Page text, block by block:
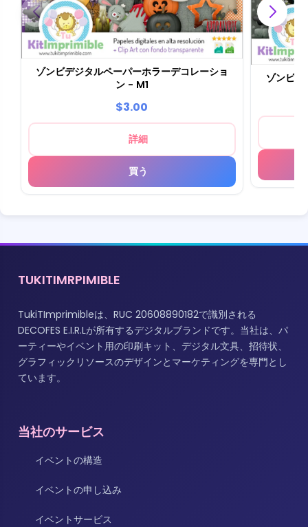
ゾンビデジタルペーパーホラーデコレーショ
ン - M1
$3.00
詳細
買う
ゾンビ
TUKITIMRPIMIBLE
TukiTImprimibleは、RUC 20608890182で識別される
DECOFES E.I.R.Lが所有するデジタルブランドです。当社は、パ
ーティーやイベント用の印刷キット、デジタル文具、招待状、
グラフィックリソースのデザインとマーケティングを専門とし
ています。
当社のサービス
イベントの構造
イベントの申し込み
イベントサービス